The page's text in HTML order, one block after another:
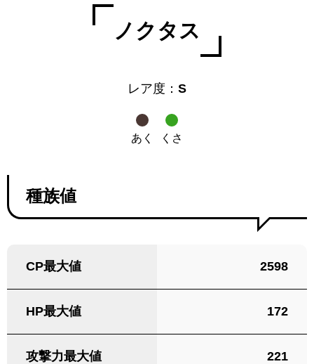
ノクタス
レア度： S
あく くさ
種族値
CP最大値 2598
HP最大値 172
攻撃力最大値 221